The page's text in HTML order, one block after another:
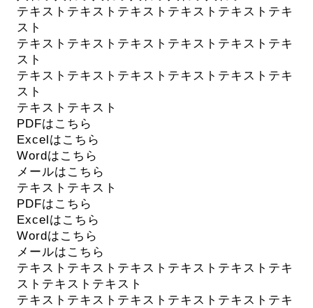
テキストテキストテキストテキストテキストテキ
スト
テキストテキストテキストテキストテキストテキ
スト
テキストテキストテキストテキストテキストテキ
スト
テキストテキスト
PDFはこちら
Excelはこちら
Wordはこちら
メールはこちら
テキストテキスト
PDFはこちら
Excelはこちら
Wordはこちら
メールはこちら
テキストテキストテキストテキストテキストテキ
ストテキストテキスト
テキストテキストテキストテキストテキストテキ